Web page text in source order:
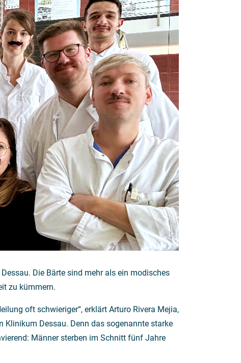
Die Bärte sind mehr als ein modisches
zu kümmern.
oft schwieriger“, erklärt Arturo Rivera Mejia,
Dessau. Denn das sogenannte starke
Männer sterben im Schnitt fünf Jahre